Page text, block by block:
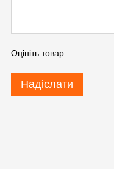
Оцініть товар
Надіслати